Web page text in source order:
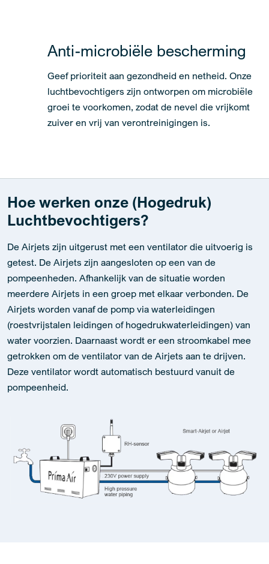
Anti-microbiële bescherming
Geef prioriteit aan gezondheid en netheid. Onze
luchtbevochtigers zijn ontworpen om microbiële
groei te voorkomen, zodat de nevel die vrijkomt
zuiver en vrij van verontreinigingen is.
Hoe werken onze (Hogedruk)
Luchtbevochtigers?
De Airjets zijn uitgerust met een ventilator die uitvoerig is
getest. De Airjets zijn aangesloten op een van de
pompeenheden. Afhankelijk van de situatie worden
meerdere Airjets in een groep met elkaar verbonden. De
Airjets worden vanaf de pomp via waterleidingen
(roestvrijstalen leidingen of hogedrukwaterleidingen) van
water voorzien. Daarnaast wordt er een stroomkabel mee
getrokken om de ventilator van de Airjets aan te drijven.
Deze ventilator wordt automatisch bestuurd vanuit de
pompeenheid.